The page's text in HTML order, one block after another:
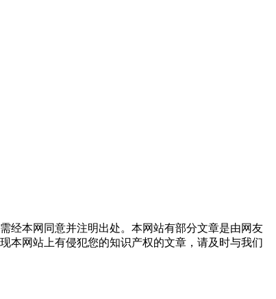
经本网同意并注明出处。本网站有部分文章是由网友
本网站上有侵犯您的知识产权的文章，请及时与我们